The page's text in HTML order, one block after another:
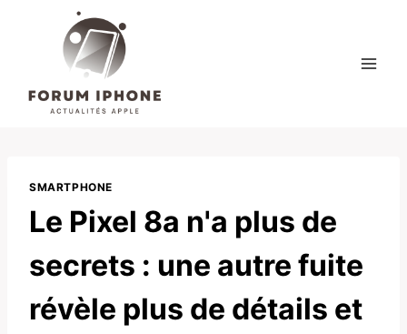
SMARTPHONE
Le Pixel 8a n'a plus de
secrets : une autre fuite
révèle plus de détails et